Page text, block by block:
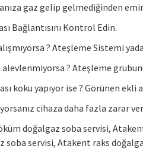
gaz gelip gelmediğinden
Bağlantısını Kontrol Edin.
? Ateşleme Sistemi
? Ateşleme
koku yapıyor ise ? Görünen ekli
cihaza daha fazla zarar
doğalgaz soba servisi,
soba servisi, Atakent raks